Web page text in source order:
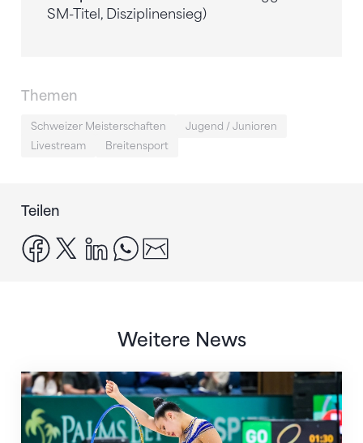
SM-Titel, Disziplinensieg)
Themen
Schweizer Meisterschaften
Jugend / Junioren
Livestream
Breitensport
Teilen
facebook
x linkedinwhatsapp
Weitere News
Nächster Halt: Weltmeisterschaft